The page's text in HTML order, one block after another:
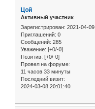
Цой
Активный участник
Зарегистрирован: 2021-04-09
Приглашений: 0
Сообщений: 285
Уважение: [+0/-0]
Позитив: [+0/-0]
Провел на форуме:
11 часов 33 минуты
Последний визит:
2024-03-08 20:01:40